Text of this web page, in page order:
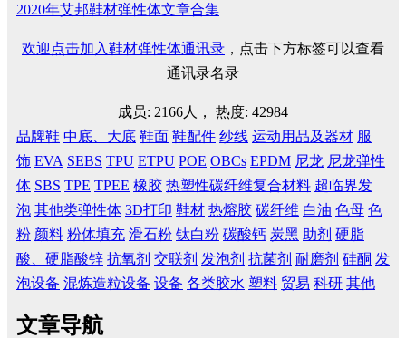
2020年艾邦鞋材弹性体文章合集
欢迎点击加入鞋材弹性体通讯录 ，点击下方标签可以查看
通讯录名录
成员: 2166人， 热度: 42984
品牌鞋 中底、大底 鞋面 鞋配件 纱线 运动用品及器材 服
饰 EVA SEBS TPU ETPU POE OBCs EPDM 尼龙 尼龙弹性
体 SBS TPE TPEE 橡胶 热塑性碳纤维复合材料 超临界发
泡 其他类弹性体 3D打印 鞋材 热熔胶 碳纤维 白油 色母 色
粉 颜料 粉体填充 滑石粉 钛白粉 碳酸钙 炭黑 助剂 硬脂
酸、硬脂酸锌 抗氧剂 交联剂 发泡剂 抗菌剂 耐磨剂 硅酮 发
泡设备 混炼造粒设备 设备 各类胶水 塑料 贸易 科研 其他
文章导航